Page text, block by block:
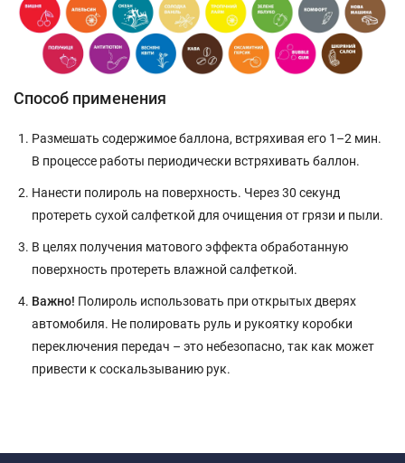
Способ применения
Размешать содержимое баллона, встряхивая его 1–2 мин.
В процессе работы периодически встряхивать баллон.
Нанести полироль на поверхность. Через 30 секунд
протереть сухой салфеткой для очищения от грязи и пыли.
В целях получения матового эффекта обработанную
поверхность протереть влажной салфеткой.
Важно! Полироль использовать при открытых дверях
автомобиля. Не полировать руль и рукоятку коробки
переключения передач – это небезопасно, так как может
привести к соскальзыванию рук.